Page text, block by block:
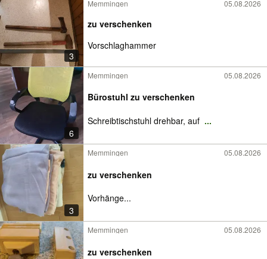
3
Memmingen 05.08.2026
zu verschenken
Vorschlaghammer
6
Memmingen 05.08.2026
Bürostuhl zu verschenken
Schreibtischstuhl drehbar, auf ...
3
Memmingen 05.08.2026
zu verschenken
Vorhänge...
Memmingen 05.08.2026
zu verschenken